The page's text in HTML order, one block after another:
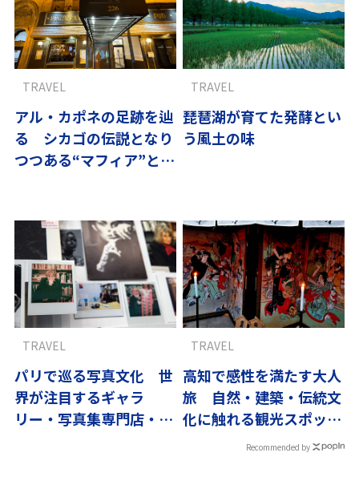
アル・カポネの足跡を辿
る シカゴの伝説となり
つつある“マフィア”と名
TRAVEL
琵琶湖が育てた発酵とい
う風土の味
TRAVEL
パリで巡る写真文化 世
界が注目するギャラ
リー・写真集専門店・老
TRAVEL
高知で感性を満たす大人
旅 自然・建築・伝統文
化に触れる観光スポット
｜翼の王国厳選
TRAVEL
Recommended by